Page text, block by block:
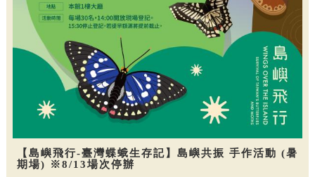
【島嶼飛行-臺灣蝶蛾生存記】島嶼共振 手作活動 (暑
期場) ※8/13場次停辦